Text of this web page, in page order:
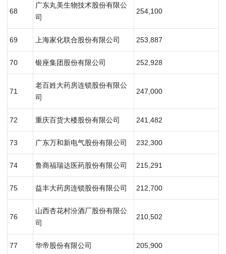
68
广东丸美生物技术股份有限公
司
254,100
69 上海家化联合股份有限公司 253,887
70 银座集团股份有限公司 252,928
71
老百姓大药房连锁股份有限公
司
247,000
72 重庆百货大楼股份有限公司 241,482
73 广东万和新电气股份有限公司 232,300
74 鲁商福瑞达医药股份有限公司 215,291
75 益丰大药房连锁股份有限公司 212,700
76
山西杏花村汾酒厂股份有限公
司
210,502
77 华帝股份有限公司 205,900